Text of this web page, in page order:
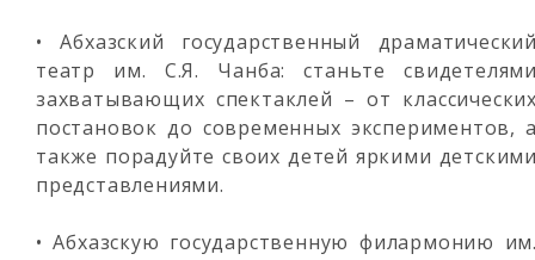
• Абхазский государственный
театр им. С.Я. Чанба: станьте
захватывающих спектаклей – от
постановок до современных экспериментов,
также порадуйте своих детей яркими
представлениями.
• Абхазскую государственную филармонию